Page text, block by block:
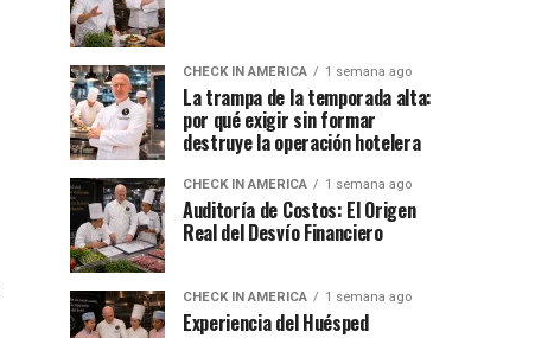
CHECK IN AMERICA 1 semana ago
La trampa de la temporada alta:
por qué exigir sin formar
destruye la operación hotelera
CHECK IN AMERICA 1 semana ago
Auditoría de Costos: El Origen
Real del Desvío Financiero
CHECK IN AMERICA 1 semana ago
Experiencia del Huésped